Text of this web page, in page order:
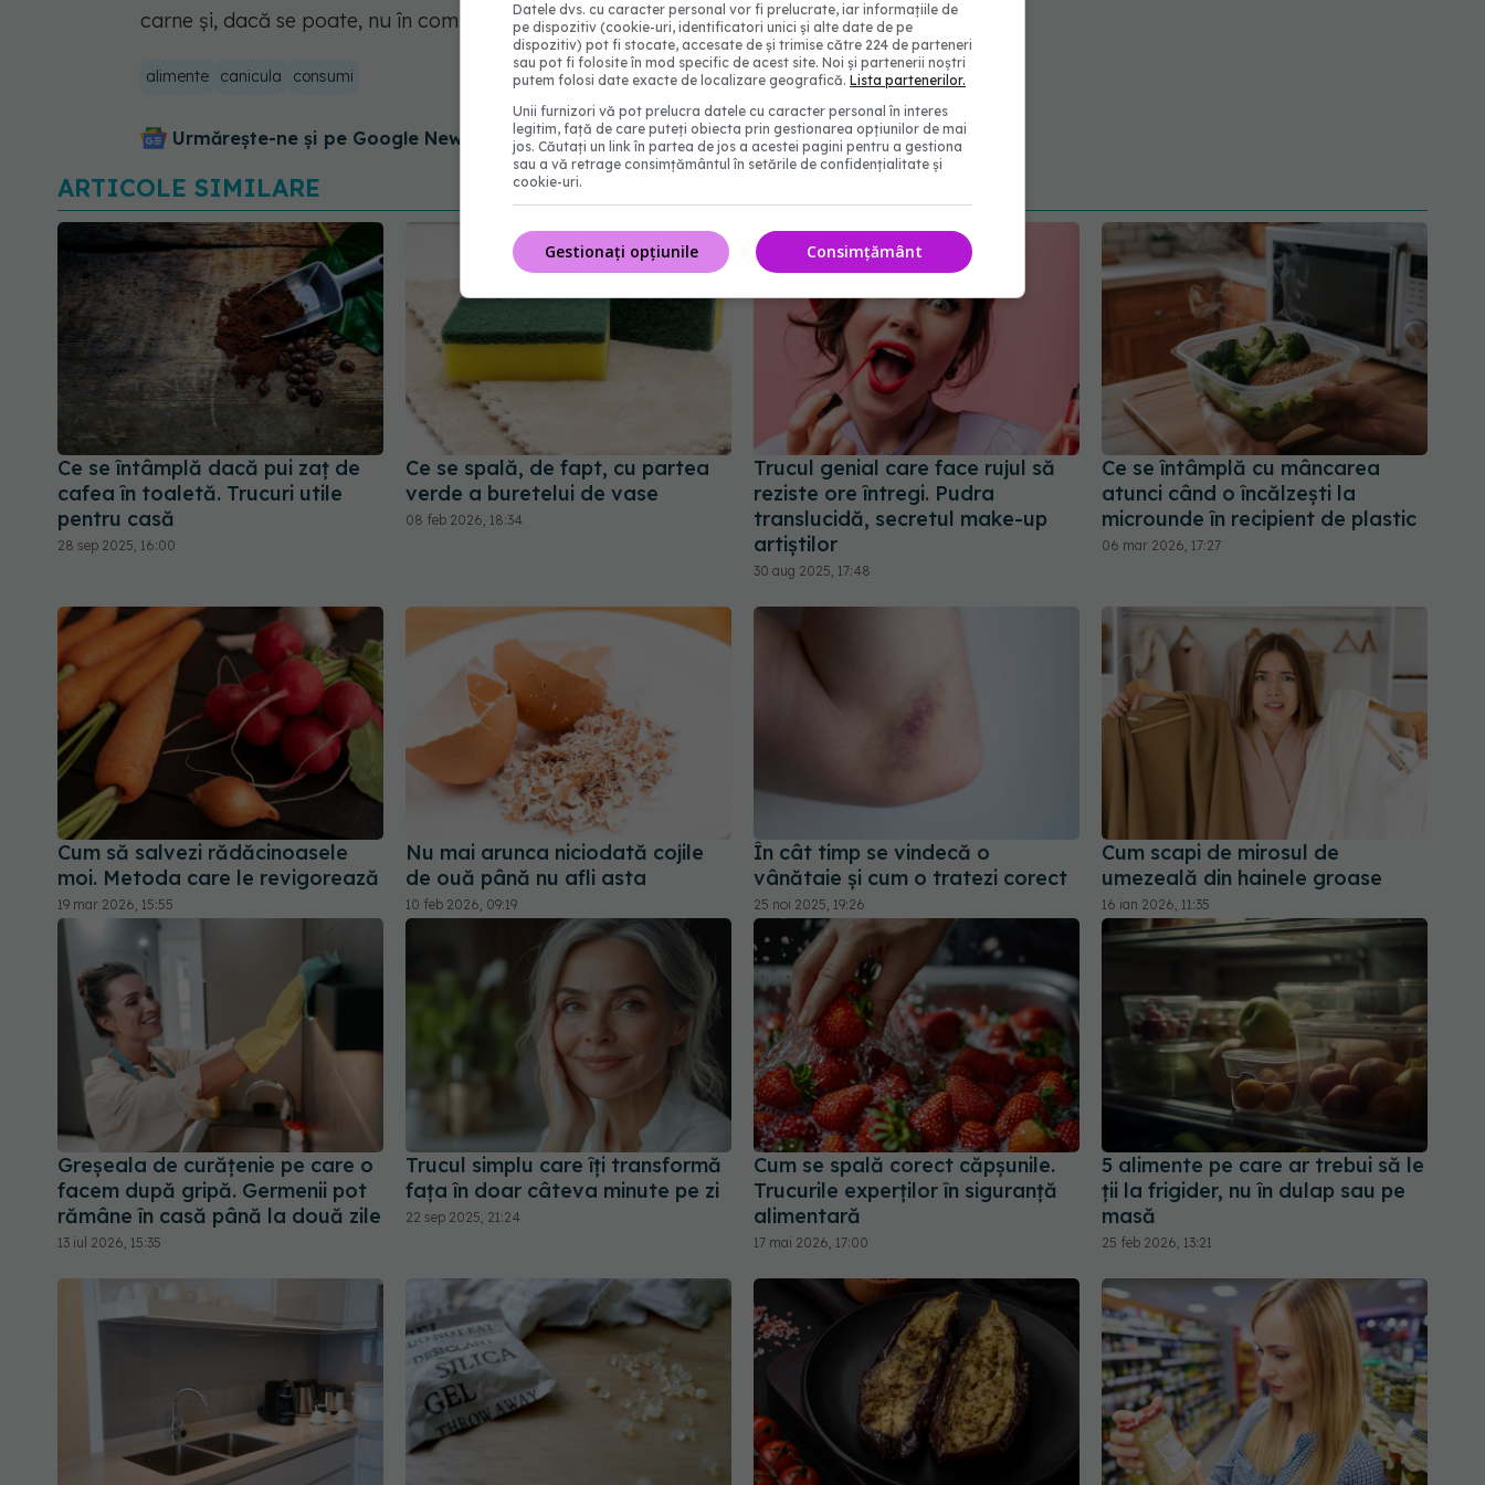
carne și, dacă se poate, nu în combinație cu carbohidrații.
alimente canicula consumi
Urmărește-ne și pe Google News - abonează‑te!
ARTICOLE SIMILARE
Ce se întâmplă dacă pui zaț de
cafea în toaletă. Trucuri utile
pentru casă
28 sep 2025, 16:00
Ce se spală, de fapt, cu partea
verde a buretelui de vase
08 feb 2026, 18:34
Trucul genial care face rujul să
reziste ore întregi. Pudra
translucidă, secretul make-up
artiștilor
30 aug 2025, 17:48
Ce se întâmplă cu mâncarea
atunci când o încălzești la
microunde în recipient de plastic
06 mar 2026, 17:27
Cum să salvezi rădăcinoasele
moi. Metoda care le revigorează
19 mar 2026, 15:55
Nu mai arunca niciodată cojile
de ouă până nu afli asta
10 feb 2026, 09:19
În cât timp se vindecă o
vânătaie și cum o tratezi corect
25 noi 2025, 19:26
Cum scapi de mirosul de
umezeală din hainele groase
16 ian 2026, 11:35
Greșeala de curățenie pe care o
facem după gripă. Germenii pot
rămâne în casă până la două zile
13 iul 2026, 15:35
Trucul simplu care îți transformă
fața în doar câteva minute pe zi
22 sep 2025, 21:24
Cum se spală corect căpșunile.
Trucurile experților în siguranță
alimentară
17 mai 2026, 17:00
5 alimente pe care ar trebui să le
ții la frigider, nu în dulap sau pe
masă
25 feb 2026, 13:21
Datele dvs. cu caracter personal vor fi prelucrate, iar informațiile de
pe dispozitiv (cookie-uri, identificatori unici și alte date de pe
dispozitiv) pot fi stocate, accesate de și trimise către 224 de parteneri
sau pot fi folosite în mod specific de acest site. Noi și partenerii noștri
putem folosi date exacte de localizare geografică. Lista partenerilor.
Unii furnizori vă pot prelucra datele cu caracter personal în interes
legitim, față de care puteți obiecta prin gestionarea opțiunilor de mai
jos. Căutați un link în partea de jos a acestei pagini pentru a gestiona
sau a vă retrage consimțământul în setările de confidențialitate și
cookie-uri.
Consimțământ
Gestionați opțiunile